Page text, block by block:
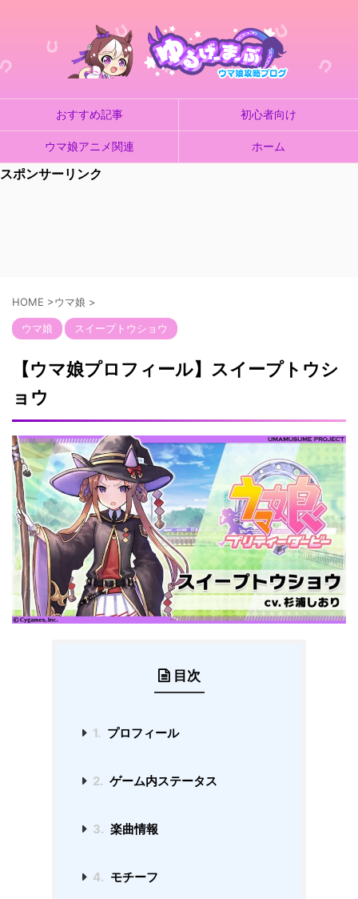
おすすめ記事 初心者向け
ウマ娘アニメ関連 ホーム
スポンサーリンク
HOME >ウマ娘 >
ウマ娘 スイープトウショウ
【ウマ娘プロフィール】スイープトウシ
ョウ
目次
1. プロフィール
2. ゲーム内ステータス
3. 楽曲情報
4. モチーフ